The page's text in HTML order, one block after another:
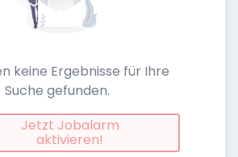
keine Ergebnisse für Ihre
Suche gefunden.
Jetzt Jobalarm
aktivieren!